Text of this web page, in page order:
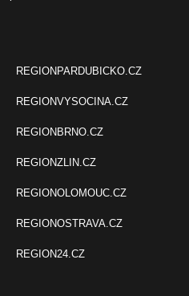
REGIONPARDUBICKO.CZ
REGIONVYSOCINA.CZ
REGIONBRNO.CZ
REGIONZLIN.CZ
REGIONOLOMOUC.CZ
REGIONOSTRAVA.CZ
REGION24.CZ